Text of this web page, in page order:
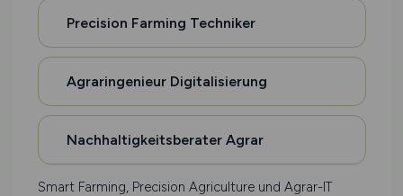
Precision Farming Techniker
Agraringenieur Digitalisierung
Nachhaltigkeitsberater Agrar
Smart Farming, Precision Agriculture und Agrar-IT